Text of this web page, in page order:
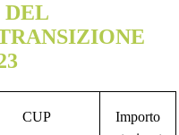
DEL
CUP
Importo